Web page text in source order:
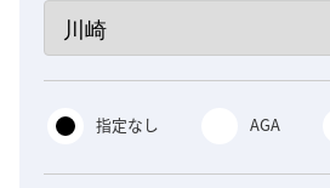
指定なし AGA